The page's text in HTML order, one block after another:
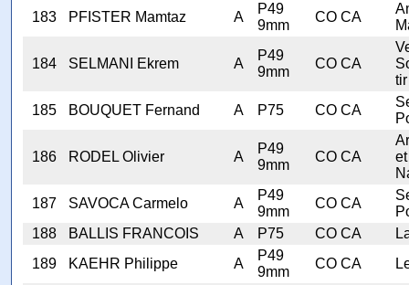
183
PFISTER Mamtaz A
P49
9mm
CO CA
184 SELMANI Ekrem A
P49
9mm
CO CA
tir
185
BOUQUET Fernand A P75 CO CA
186 RODEL Olivier A
P49
9mm
CO CA
et
187
SAVOCA Carmelo A
P49
9mm
CO CA
188
BALLIS FRANCOIS A P75 CO CA
189
KAEHR Philippe A
P49
9mm
CO CA